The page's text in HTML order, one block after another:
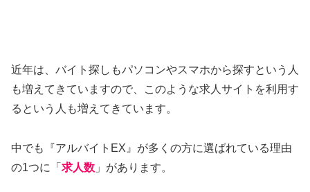
近年は、バイト探しもパソコンやスマホから探すという人
も増えてきていますので、このような求人サイトを利用す
るという人も増えてきています。
中でも『アルバイトEX』が多くの方に選ばれている理由
の1つに「 求人数 」があります。